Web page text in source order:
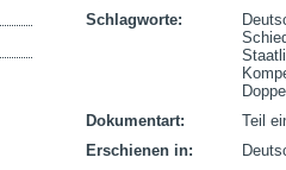
Schlagworte:
Dokumentart:
Teil
Erschienen in: